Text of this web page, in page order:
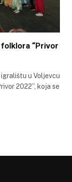
“Privor
u Voljevcu
2022”, koja se